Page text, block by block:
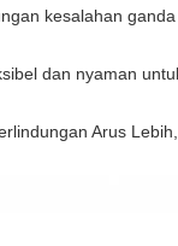
kesalahan
dan nyaman
Arus